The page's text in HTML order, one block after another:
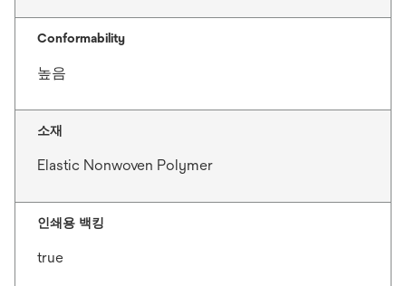
Conformability
높음
소재
Elastic Nonwoven Polymer
인쇄용 백킹
true